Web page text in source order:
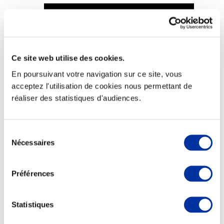
Ce site web utilise des cookies.
En poursuivant votre navigation sur ce site, vous
acceptez l'utilisation de cookies nous permettant de
réaliser des statistiques d'audiences.
Nécessaires
Préférences
Statistiques
Viande et climat
Valorisation de l’herbe
Autonomie des élevages
Qualité air, eau, sols
Economie de ressources